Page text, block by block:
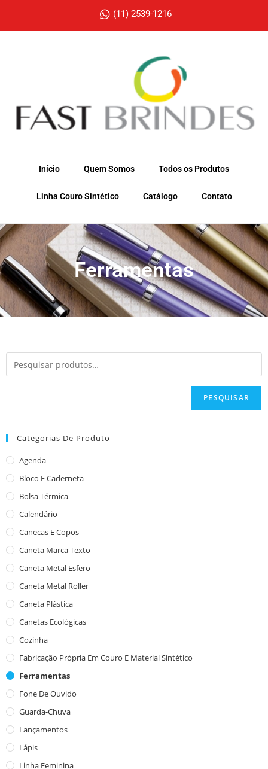
(11) 2539-1216
Início Quem Somos Todos os Produtos
Linha Couro Sintético Catálogo Contato
Ferramentas
PESQUISAR
Categorias De Produto
Agenda
Bloco E Caderneta
Bolsa Térmica
Calendário
Canecas E Copos
Caneta Marca Texto
Caneta Metal Esfero
Caneta Metal Roller
Caneta Plástica
Canetas Ecológicas
Cozinha
Fabricação Própria Em Couro E Material Sintético
Ferramentas
Fone De Ouvido
Guarda-Chuva
Lançamentos
Lápis
Linha Feminina